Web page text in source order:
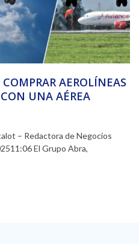
AEROLÍNEAS
UNA AÉREA
– Redactora de Negocios
El Grupo Abra,